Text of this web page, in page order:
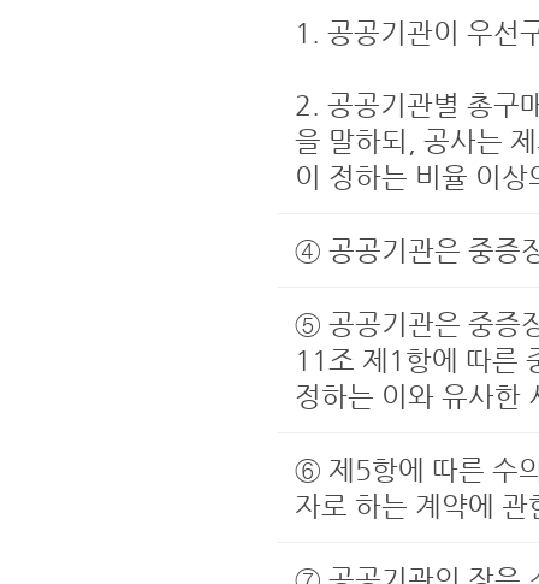
1. 공공기관이 우선
2. 공공기관별 총구
을 말하되, 공사는
이 정하는 비율 이
④ 공공기관은 중증
⑤ 공공기관은 중증
11조 제1항에 따른
정하는 이와 유사한
⑥ 제5항에 따른 수
자로 하는 계약에 관